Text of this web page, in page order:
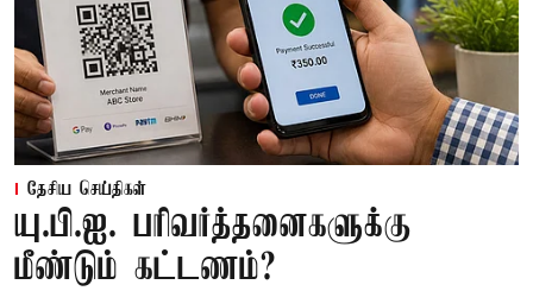
தேசிய செய்திகள்
யு.பி.ஐ. பரிவர்த்தனைகளுக்கு
மீண்டும் கட்டணம்?